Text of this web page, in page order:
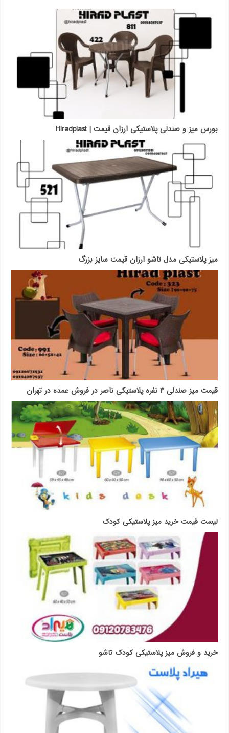
بورس میز و صندلی پلاستیکی ارزان قیمت | Hiradplast
میز پلاستیکی مدل تاشو ارزان قیمت سایز بزرگ
قیمت میز صندلی ۴ نفره پلاستیکی ناصر در فروش عمده در تهران
لیست قیمت خرید میز پلاستیکی کودک
خرید و فروش میز پلاستیکی کودک تاشو